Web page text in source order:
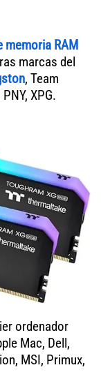
memoria RAM
marcas del
, Team
XPG.
ordenador
Mac, Dell,
MSI, Primux,